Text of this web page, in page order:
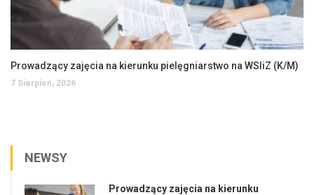
Prowadzący zajęcia na kierunku pielęgniarstwo na WSIiZ (K/M)
7 Sierpień, 2026
NEWSY
Prowadzący zajęcia na kierunku